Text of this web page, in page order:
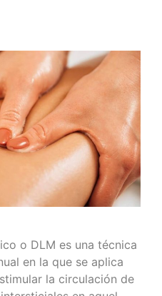
o DLM es una técnica
en la que se aplica
la circulación de